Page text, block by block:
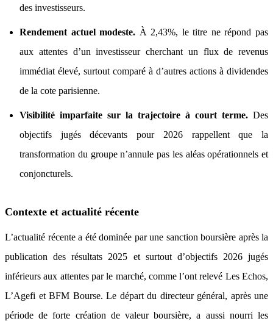
des investisseurs.
Rendement actuel modeste. À 2,43%, le titre ne répond pas
aux attentes d’un investisseur cherchant un flux de revenus
immédiat élevé, surtout comparé à d’autres actions à dividendes
de la cote parisienne.
Visibilité imparfaite sur la trajectoire à court terme. Des
objectifs jugés décevants pour 2026 rappellent que la
transformation du groupe n’annule pas les aléas opérationnels et
conjoncturels.
Contexte et actualité récente
L’actualité récente a été dominée par une sanction boursière après la
publication des résultats 2025 et surtout d’objectifs 2026 jugés
inférieurs aux attentes par le marché, comme l’ont relevé Les Echos,
L’Agefi et BFM Bourse. Le départ du directeur général, après une
période de forte création de valeur boursière, a aussi nourri les